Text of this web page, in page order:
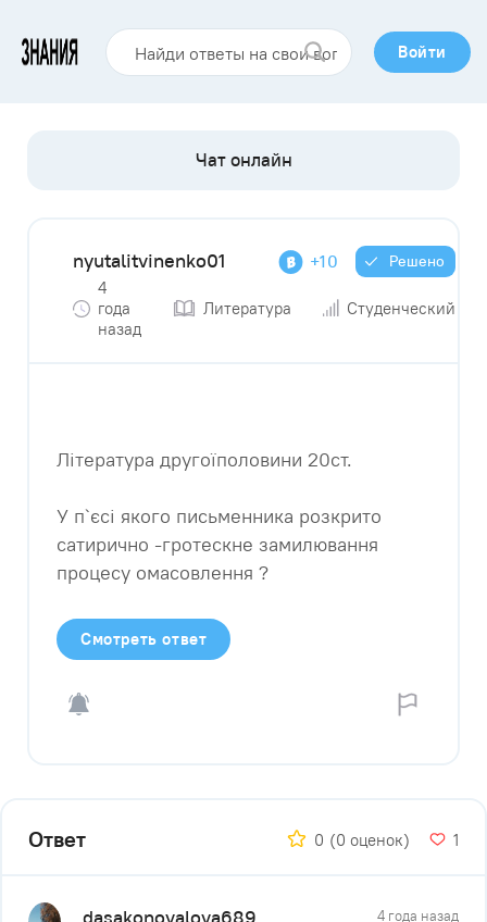
Войти
nyutalitvinenko01 +10 Решено
4
года
назад
Литература Студенческий
Література другоїполовини 20ст.
У п`єсі якого письменника розкрито
сатирично -гротескне замилювання
процесу омасовлення ?
Смотреть ответ
Ответ 0 (0 оценок) 1
4 года назад